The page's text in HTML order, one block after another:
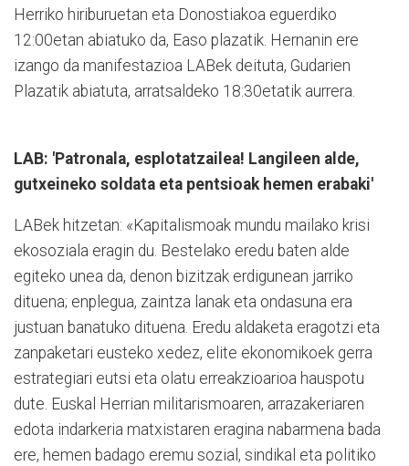
Herriko hiriburuetan eta Donostiakoa eguerdiko
12:00etan abiatuko da, Easo plazatik. Hernanin ere
izango da manifestazioa LABek deituta, Gudarien
Plazatik abiatuta, arratsaldeko 18:30etatik aurrera.
LAB: 'Patronala, esplotatzailea! Langileen alde,
gutxeineko soldata eta pentsioak hemen erabaki'
LABek hitzetan: «Kapitalismoak mundu mailako krisi
ekosoziala eragin du. Bestelako eredu baten alde
egiteko unea da, denon bizitzak erdigunean jarriko
dituena; enplegua, zaintza lanak eta ondasuna era
justuan banatuko dituena. Eredu aldaketa eragotzi eta
zanpaketari eusteko xedez, elite ekonomikoek gerra
estrategiari eutsi eta olatu erreakzioarioa hauspotu
dute. Euskal Herrian militarismoaren, arrazakeriaren
edota indarkeria matxistaren eragina nabarmena bada
ere, hemen badago eremu sozial, sindikal eta politiko